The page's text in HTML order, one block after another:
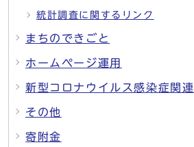
統計調査に関するリンク
まちのできごと
ホームページ運用
新型コロナウイルス感染症関連
その他
寄附金